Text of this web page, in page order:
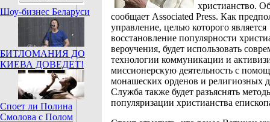
Шоу-бизнес Беларуси
БИТЛОМАНИЯ ДО
КИЕВА ДОВЕДЕТ!
Споет ли Полина
Смолова с Полом
христианство.
сообщает Associated Press. Как
управление, целью которого является
восстановление популярности
вероучения, будет использовать
технологии коммуникации и
миссионерскую деятельность с
монашеских орденов и религиозных
Служба также будет разъяснять
популяризации христианства